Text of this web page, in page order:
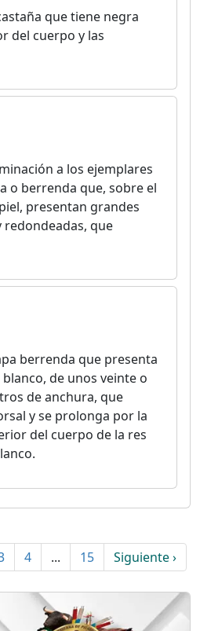
que tiene negra
del cuerpo y las
a los ejemplares
o berrenda que, sobre el
presentan grandes
redondeadas, que
berrenda que presenta
de unos veinte o
de anchura, que
y se prolonga por la
del cuerpo de la res
4 ... 15 Siguiente ›